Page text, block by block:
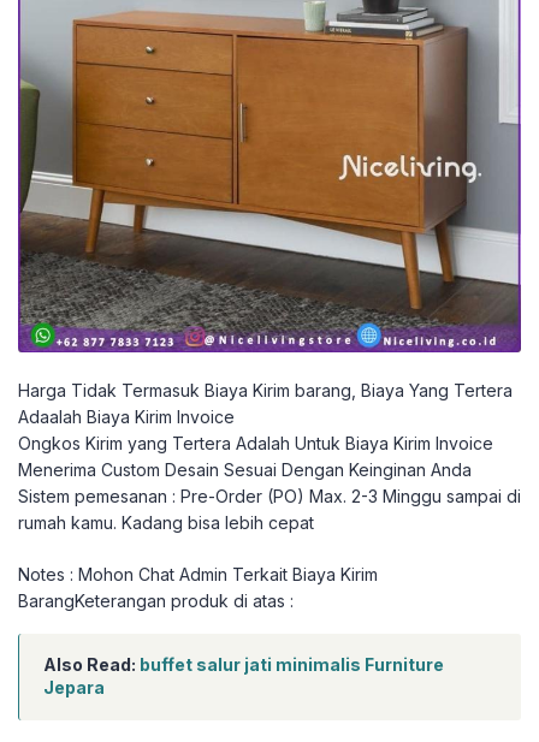
Harga Tidak Termasuk Biaya Kirim barang, Biaya Yang Tertera
Adaalah Biaya Kirim Invoice
Ongkos Kirim yang Tertera Adalah Untuk Biaya Kirim Invoice
Menerima Custom Desain Sesuai Dengan Keinginan Anda
Sistem pemesanan : Pre-Order (PO) Max. 2-3 Minggu sampai di
rumah kamu. Kadang bisa lebih cepat
Notes : Mohon Chat Admin Terkait Biaya Kirim
BarangKeterangan produk di atas :
Also Read: buffet salur jati minimalis Furniture
Jepara